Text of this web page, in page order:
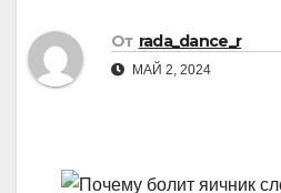
От rada_dance_r
МАЙ 2, 2024